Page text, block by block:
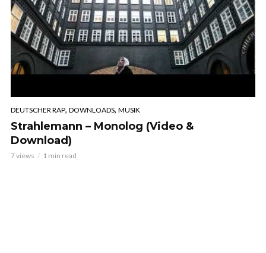
DEUTSCHER RAP, DOWNLOADS, MUSIK
Strahlemann – Monolog (Video &
Download)
7 views 1 min read